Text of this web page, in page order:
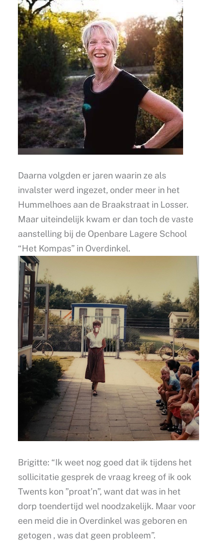
Daarna volgden er jaren waarin ze als
invalster werd ingezet, onder meer in het
Hummelhoes aan de Braakstraat in Losser.
Maar uiteindelijk kwam er dan toch de vaste
aanstelling bij de Openbare Lagere School
“Het Kompas” in Overdinkel.
Brigitte: “Ik weet nog goed dat ik tijdens het
sollicitatie gesprek de vraag kreeg of ik ook
Twents kon ”proat’n”, want dat was in het
dorp toendertijd wel noodzakelijk. Maar voor
een meid die in Overdinkel was geboren en
getogen , was dat geen probleem”.